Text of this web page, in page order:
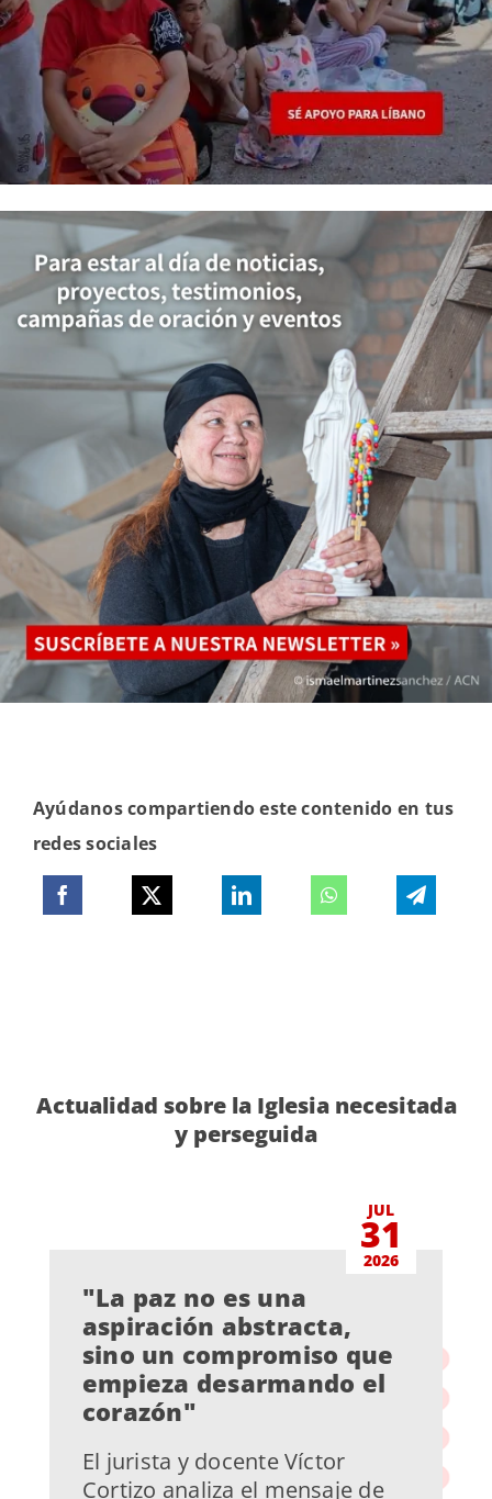
Ayúdanos compartiendo este contenido en tus
redes sociales
Actualidad sobre la Iglesia necesitada
y perseguida
JUL
31
2026
"La paz no es una
aspiración abstracta,
sino un compromiso que
empieza desarmando el
corazón"
El jurista y docente Víctor
Cortizo analiza el mensaje de